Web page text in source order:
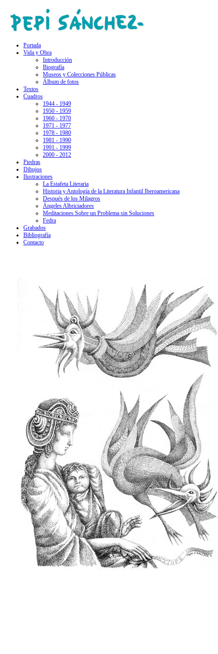
Portada
Vida y Obra
Introducción
Biografía
Museos y Colecciones Públicas
Álbum de fotos
Textos
Cuadros
1944 - 1949
1950 - 1959
1960 - 1970
1971 - 1977
1978 - 1980
1981 - 1990
1991 - 1999
2000 - 2012
Piedras
Dibujos
Ilustraciones
La Estafeta Literaria
Historia y Antología de la Literatura Infantil Iberoamericana
Después de los Milagros
Ángeles Albriciadores
Meditaciones Sobre un Problema sin Soluciones
Fedra
Grabados
Bibliografía
Contacto